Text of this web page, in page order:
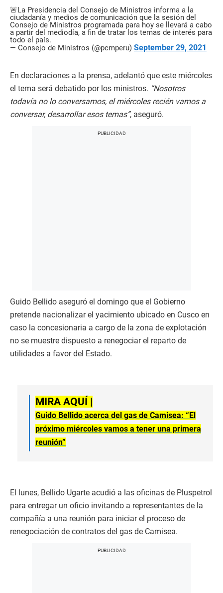
🚨La Presidencia del Consejo de Ministros informa a la
ciudadanía y medios de comunicación que la sesión del
Consejo de Ministros programada para hoy se llevará a cabo
a partir del mediodía, a fin de tratar los temas de interés para
todo el país.
— Consejo de Ministros (@pcmperu) September 29, 2021
En declaraciones a la prensa, adelantó que este miércoles
el tema será debatido por los ministros. “Nosotros
todavía no lo conversamos, el miércoles recién vamos a
conversar, desarrollar esos temas”, aseguró.
Guido Bellido aseguró el domingo que el Gobierno
pretende nacionalizar el yacimiento ubicado en Cusco en
caso la concesionaria a cargo de la zona de explotación
no se muestre dispuesto a renegociar el reparto de
utilidades a favor del Estado.
MIRA AQUÍ |
Guido Bellido acerca del gas de Camisea: “El
próximo miércoles vamos a tener una primera
reunión”
El lunes, Bellido Ugarte acudió a las oficinas de Pluspetrol
para entregar un oficio invitando a representantes de la
compañía a una reunión para iniciar el proceso de
renegociación de contratos del gas de Camisea.